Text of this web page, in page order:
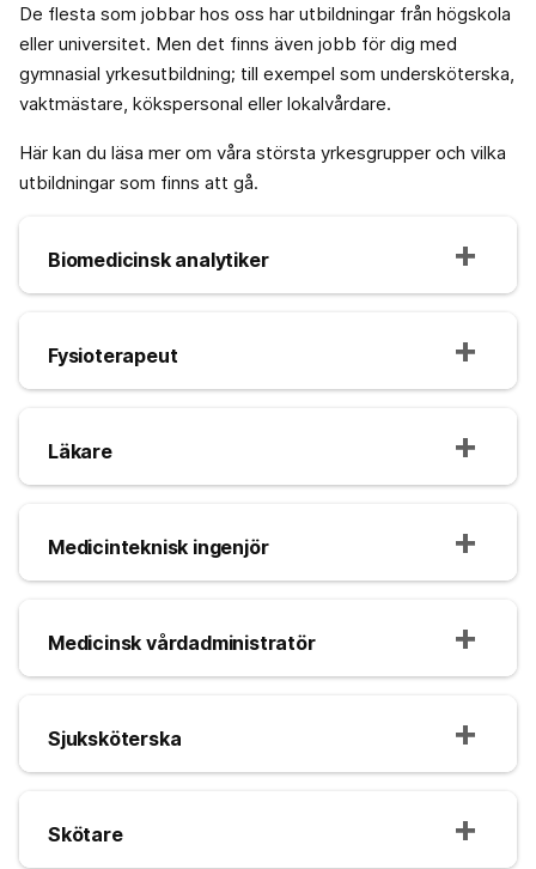
De flesta som jobbar hos oss har utbildningar från högskola
eller universitet. Men det finns även jobb för dig med
gymnasial yrkesutbildning; till exempel som undersköterska,
vaktmästare, kökspersonal eller lokalvårdare.
Här kan du läsa mer om våra största yrkesgrupper och vilka
utbildningar som finns att gå.
Biomedicinsk analytiker
Fysioterapeut
Läkare
Medicinteknisk ingenjör
Medicinsk vårdadministratör
Sjuksköterska
Skötare